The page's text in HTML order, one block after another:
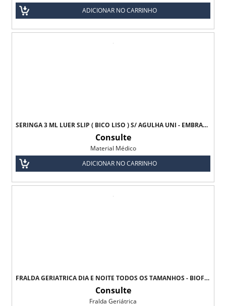
ADICIONAR NO CARRINHO
SERINGA 3 ML LUER SLIP ( BICO LISO ) S/ AGULHA UNI - EMBRAMAC
Consulte
Material Médico
ADICIONAR NO CARRINHO
FRALDA GERIÁTRICA DIA E NOITE TODOS OS TAMANHOS - BIOFRAL
Consulte
Fralda Geriátrica